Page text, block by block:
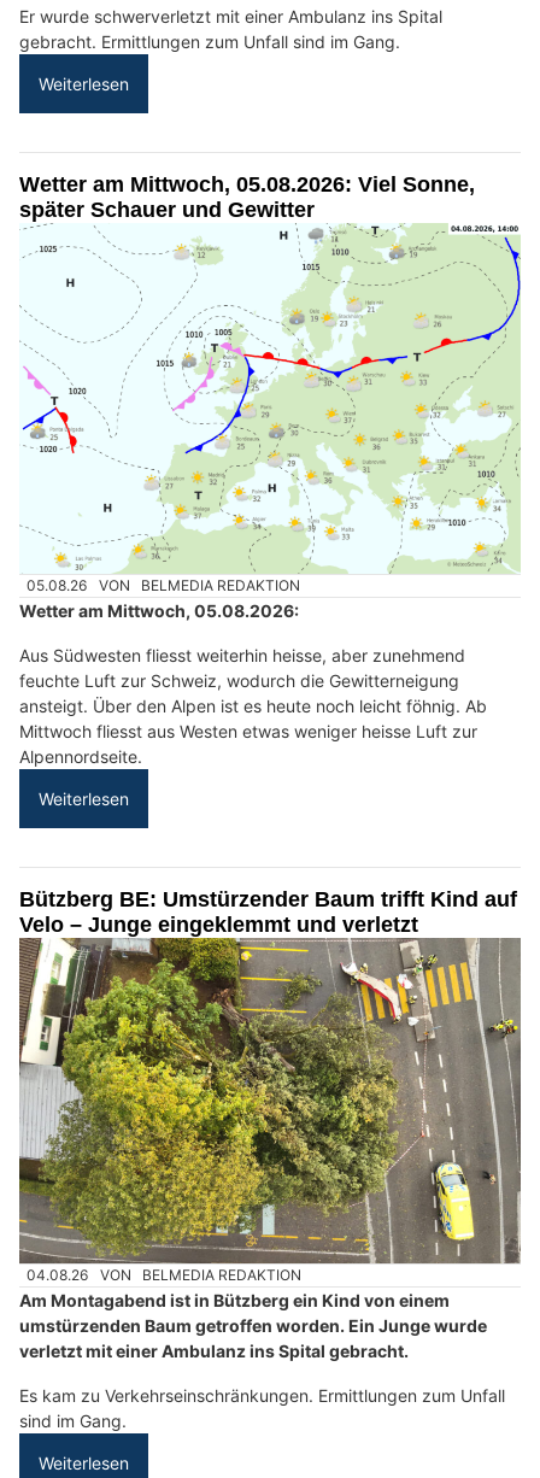
Er wurde schwerverletzt mit einer Ambulanz ins Spital
gebracht. Ermittlungen zum Unfall sind im Gang.
Weiterlesen
Wetter am Mittwoch, 05.08.2026: Viel Sonne,
später Schauer und Gewitter
05.08.26 VON BELMEDIA REDAKTION
Wetter am Mittwoch, 05.08.2026:
Aus Südwesten fliesst weiterhin heisse, aber zunehmend
feuchte Luft zur Schweiz, wodurch die Gewitterneigung
ansteigt. Über den Alpen ist es heute noch leicht föhnig. Ab
Mittwoch fliesst aus Westen etwas weniger heisse Luft zur
Alpennordseite.
Weiterlesen
Bützberg BE: Umstürzender Baum trifft Kind auf
Velo – Junge eingeklemmt und verletzt
04.08.26 VON BELMEDIA REDAKTION
Am Montagabend ist in Bützberg ein Kind von einem
umstürzenden Baum getroffen worden. Ein Junge wurde
verletzt mit einer Ambulanz ins Spital gebracht.
Es kam zu Verkehrseinschränkungen. Ermittlungen zum Unfall
sind im Gang.
Weiterlesen